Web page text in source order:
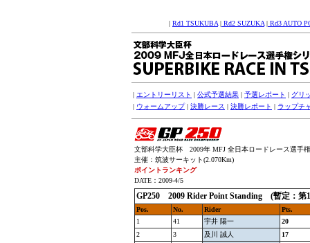
| Rd1 TSUKUBA | Rd2 SUZUKA | Rd3 AUTO
| エントリーリスト | 公式予選結果 | 予選レポート | グリ
| ウォームアップ| 決勝レース | 決勝レポート | ラップチ
文部科学大臣杯 2009年 MFJ 全日本ロードレース選手
主催：筑波サーキット(2.070Km)
ポイントランキング
DATE：2009-4/5
GP250 2009 Rider Point Standing (暫定：第
Pos. No. Rider
Pts.
1
41 宇井 陽一
20
2
3 及川 誠人
17